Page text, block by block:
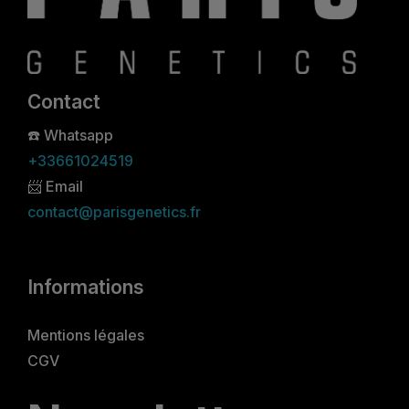
Contact
☎️ Whatsapp
+33661024519
📨 Email
contact@parisgenetics.fr
Informations
Mentions légales
CGV